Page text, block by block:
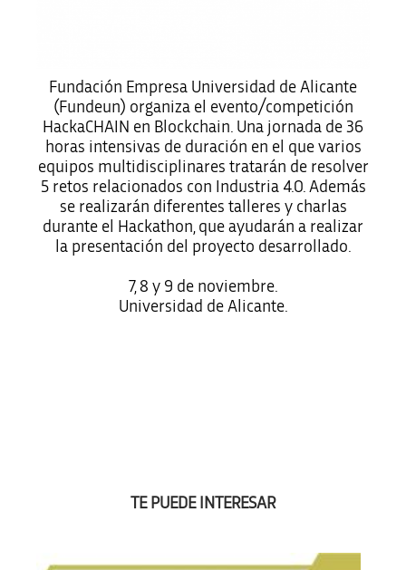
Fundación Empresa Universidad de Alicante
(Fundeun) organiza el evento/competición
HackaCHAIN en Blockchain. Una jornada de 36
horas intensivas de duración en el que varios
equipos multidisciplinares tratarán de resolver
5 retos relacionados con Industria 4.0. Además
se realizarán diferentes talleres y charlas
durante el Hackathon, que ayudarán a realizar
la presentación del proyecto desarrollado.
7, 8 y 9 de noviembre.
Universidad de Alicante.
TE PUEDE INTERESAR